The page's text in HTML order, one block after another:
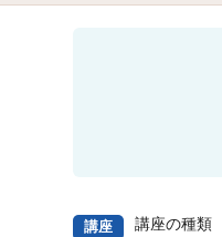
講座 講座の種類